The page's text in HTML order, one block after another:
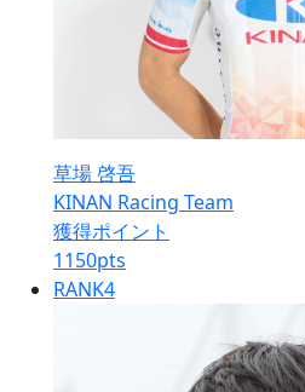
草場 啓吾
KINAN Racing Team
獲得ポイント
1150pts
RANK4